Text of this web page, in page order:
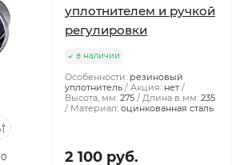
0
уплотнителем и ручкой
регулировки
в наличии
Особенности: резиновый
уплотнитель
Акция: нет
Высота, мм: 275 Длина в мм: 235
Материал: оцинкованная сталь
2 100 руб.